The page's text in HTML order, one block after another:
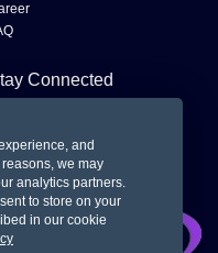
Connected
and
we may
analytics partners.
to store on your
in our cookie